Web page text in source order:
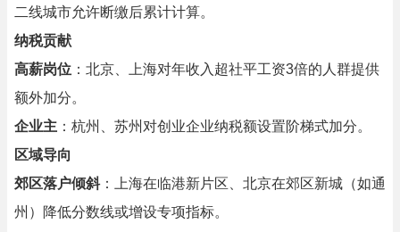
二线城市允许断缴后累计计算。
纳税贡献
高薪岗位 ：北京、上海对年收入超社平工资3倍的人群提供
额外加分。
企业主 ：杭州、苏州对创业企业纳税额设置阶梯式加分。
区域导向
郊区落户倾斜：上海在临港新片区、北京在郊区新城（如通
州）降低分数线或增设专项指标。